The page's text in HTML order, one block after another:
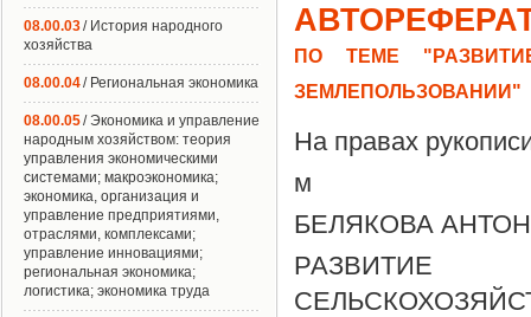
ПО ТЕМЕ
ЗЕМЛЕПОЛЬЗОВАНИИ"
На правах
м
БЕЛЯКОВА
08.00.03/ История народного
хозяйства
08.00.04/ Региональная экономика
08.00.05/ Экономика и управление
народным хозяйством: теория
управления экономическими
системами; макроэкономика;
экономика, организация и
управление предприятиями,
отраслями, комплексами;
управление инновациями;
региональная экономика;
логистика; экономика труда